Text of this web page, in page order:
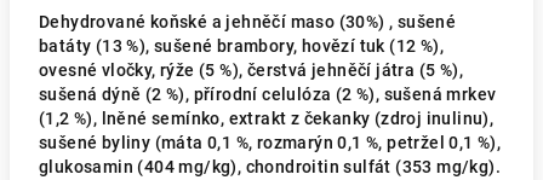
Dehydrované koňské a jehněčí maso (30%) , sušené
batáty (13 %), sušené brambory, hovězí tuk (12 %),
ovesné vločky, rýže (5 %), čerstvá jehněčí játra (5 %),
sušená dýně (2 %), přírodní celulóza (2 %), sušená mrkev
(1,2 %), lněné semínko, extrakt z čekanky (zdroj inulinu),
sušené byliny (máta 0,1 %, rozmarýn 0,1 %, petržel 0,1 %),
glukosamin (404 mg/kg), chondroitin sulfát (353 mg/kg).